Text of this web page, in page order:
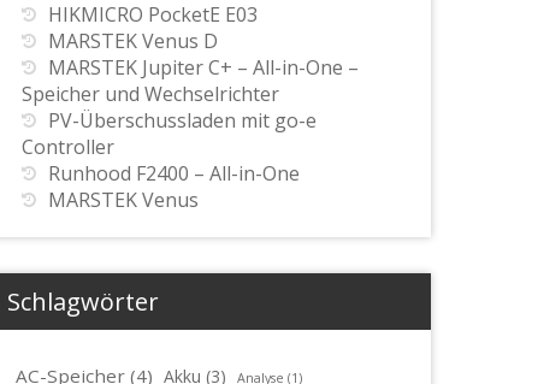
HIKMICRO PocketE E03
MARSTEK Venus D
MARSTEK Jupiter C+ – All-in-One –
Speicher und Wechselrichter
PV-Überschussladen mit go-e
Controller
Runhood F2400 – All-in-One
MARSTEK Venus
Schlagwörter
AC-Speicher(4) Akku (3) Analyse (1)